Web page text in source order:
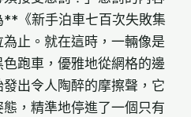
《新手泊車七百次失敗集
止。就在這時，一輛像是
跑車，優雅地從網格的邊
出令人陶醉的摩擦聲，它
，精準地停進了一個只有